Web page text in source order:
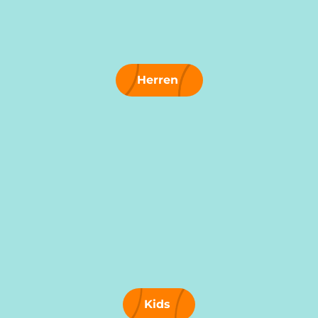
Herren
Kids